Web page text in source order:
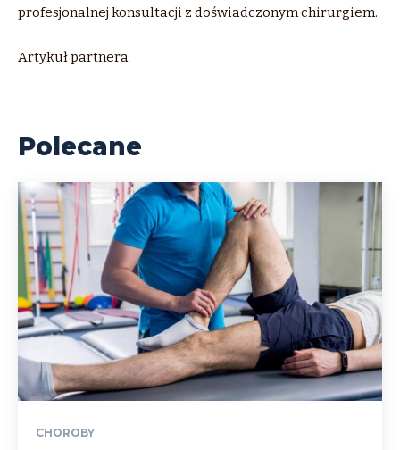
profesjonalnej konsultacji z doświadczonym chirurgiem.
Artykuł partnera
Polecane
CHOROBY